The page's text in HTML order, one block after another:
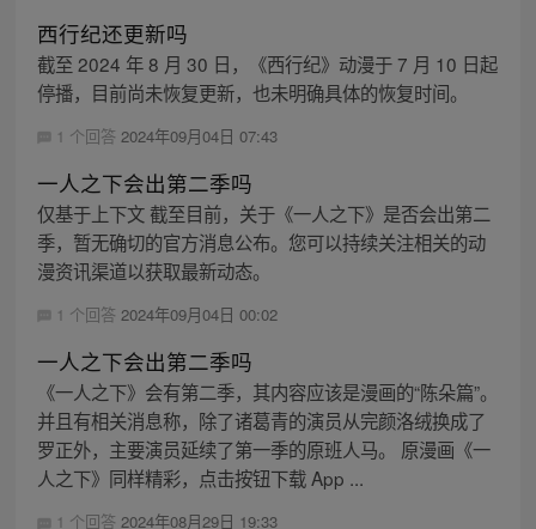
西行纪还更新吗
截至 2024 年 8 月 30 日，《西行纪》动漫于 7 月 10 日起
停播，目前尚未恢复更新，也未明确具体的恢复时间。
1 个回答 2024年09月04日 07:43
一人之下会出第二季吗
仅基于上下文 截至目前，关于《一人之下》是否会出第二
季，暂无确切的官方消息公布。您可以持续关注相关的动
漫资讯渠道以获取最新动态。
1 个回答 2024年09月04日 00:02
一人之下会出第二季吗
《一人之下》会有第二季，其内容应该是漫画的“陈朵篇”。
并且有相关消息称，除了诸葛青的演员从完颜洛绒换成了
罗正外，主要演员延续了第一季的原班人马。 原漫画《一
人之下》同样精彩，点击按钮下载 App ...
1 个回答 2024年08月29日 19:33